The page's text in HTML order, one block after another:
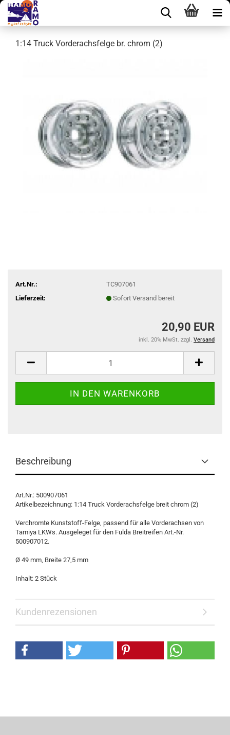
1:14 Truck Vorderachsfelge br. chrom (2)
Art.Nr.:
TC907061
Lieferzeit:
Sofort Versand bereit
20,90 EUR
inkl. 20% MwSt. zzgl. Versand
Beschreibung
Art.Nr.: 500907061
Artikelbezeichnung: 1:14 Truck Vorderachsfelge breit chrom (2)
Verchromte Kunststoff-Felge, passend für alle Vorderachsen von
Tamiya LKWs. Ausgeleget für den Fulda Breitreifen Art.-Nr.
500907012.
Ø 49 mm, Breite 27,5 mm
Inhalt: 2 Stück
Kundenrezensionen